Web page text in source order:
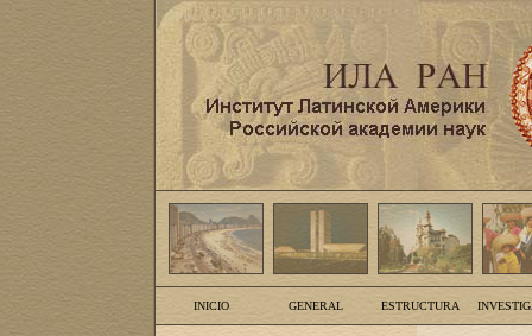
INICIO GENERAL ESTRUCTURA